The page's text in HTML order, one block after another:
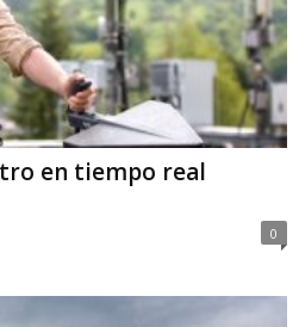
en tiempo real
0